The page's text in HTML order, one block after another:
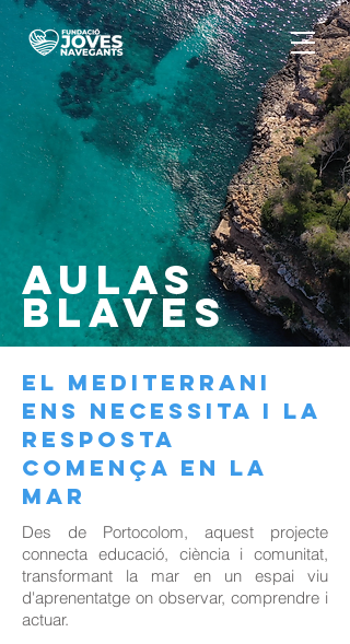
AULAS
BLAVES
EL MEDITERRANI
ENS NECESSITA I LA
RESPOSTA
COMENÇA EN LA
MAR
​Des de Portocolom, aquest projecte
connecta educació, ciència i comunitat,
transformant la mar en un espai viu
d'aprenentatge on observar, comprendre i
actuar.